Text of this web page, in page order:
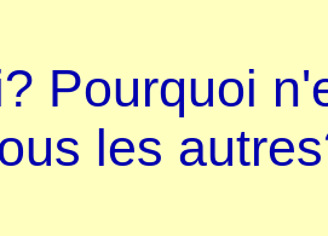
Pourquoi
les